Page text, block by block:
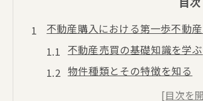
不動産購入における第一歩不動
不動産売買の基礎知識を学ぶ
物件種類とその特徴を知る
市場調査の重要性を理解する